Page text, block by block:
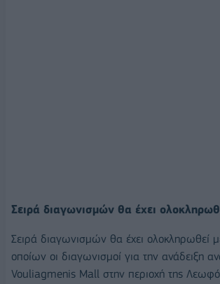
Σειρά διαγωνισμών θα έχει
Σειρά διαγωνισμών θα έχει ολοκληρωθεί
οποίων οι διαγωνισμοί για την ανάδειξη
Vouliagmenis Mall στην περιοχή της